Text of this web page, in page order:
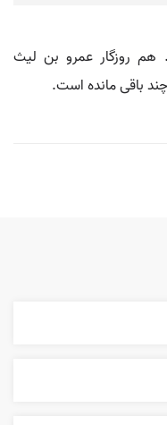
هم روزگار عمرو بن لیث
باقی مانده است.